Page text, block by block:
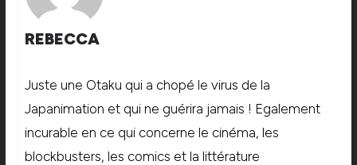
REBECCA
Juste une Otaku qui a chopé le virus de la
Japanimation et qui ne guérira jamais ! Egalement
incurable en ce qui concerne le cinéma, les
blockbusters, les comics et la littérature